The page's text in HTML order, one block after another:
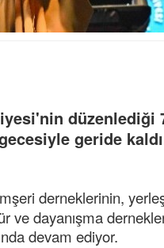
geride
derneklerinin,
dayanışma
devam ediyor.